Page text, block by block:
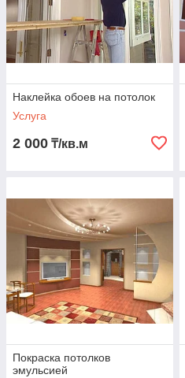
Наклейка обоев на потолок
Услуга
2 000 ₸/кв.м
Покраска потолков
эмульсией